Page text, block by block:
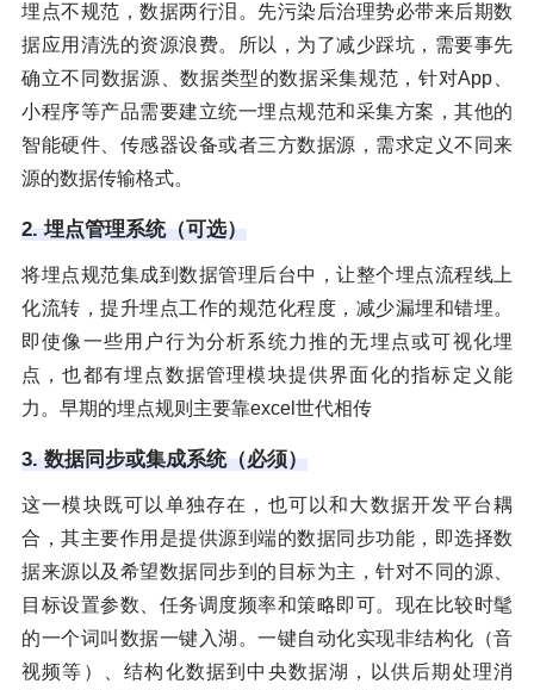
埋点不规范，数据两行泪。先污染后治理势必带来后期数
据应用清洗的资源浪费。所以，为了减少踩坑，需要事先
确立不同数据源、数据类型的数据采集规范，针对App、
小程序等产品需要建立统一埋点规范和采集方案，其他的
智能硬件、传感器设备或者三方数据源，需求定义不同来
源的数据传输格式。
2. 埋点管理系统（可选）
将埋点规范集成到数据管理后台中，让整个埋点流程线上
化流转，提升埋点工作的规范化程度，减少漏埋和错埋。
即使像一些用户行为分析系统力推的无埋点或可视化埋
点，也都有埋点数据管理模块提供界面化的指标定义能
力。早期的埋点规则主要靠excel世代相传
3. 数据同步或集成系统（必须）
这一模块既可以单独存在，也可以和大数据开发平台耦
合，其主要作用是提供源到端的数据同步功能，即选择数
据来源以及希望数据同步到的目标为主，针对不同的源、
目标设置参数、任务调度频率和策略即可。现在比较时髦
的一个词叫数据一键入湖。一键自动化实现非结构化（音
视频等）、结构化数据到中央数据湖，以供后期处理消